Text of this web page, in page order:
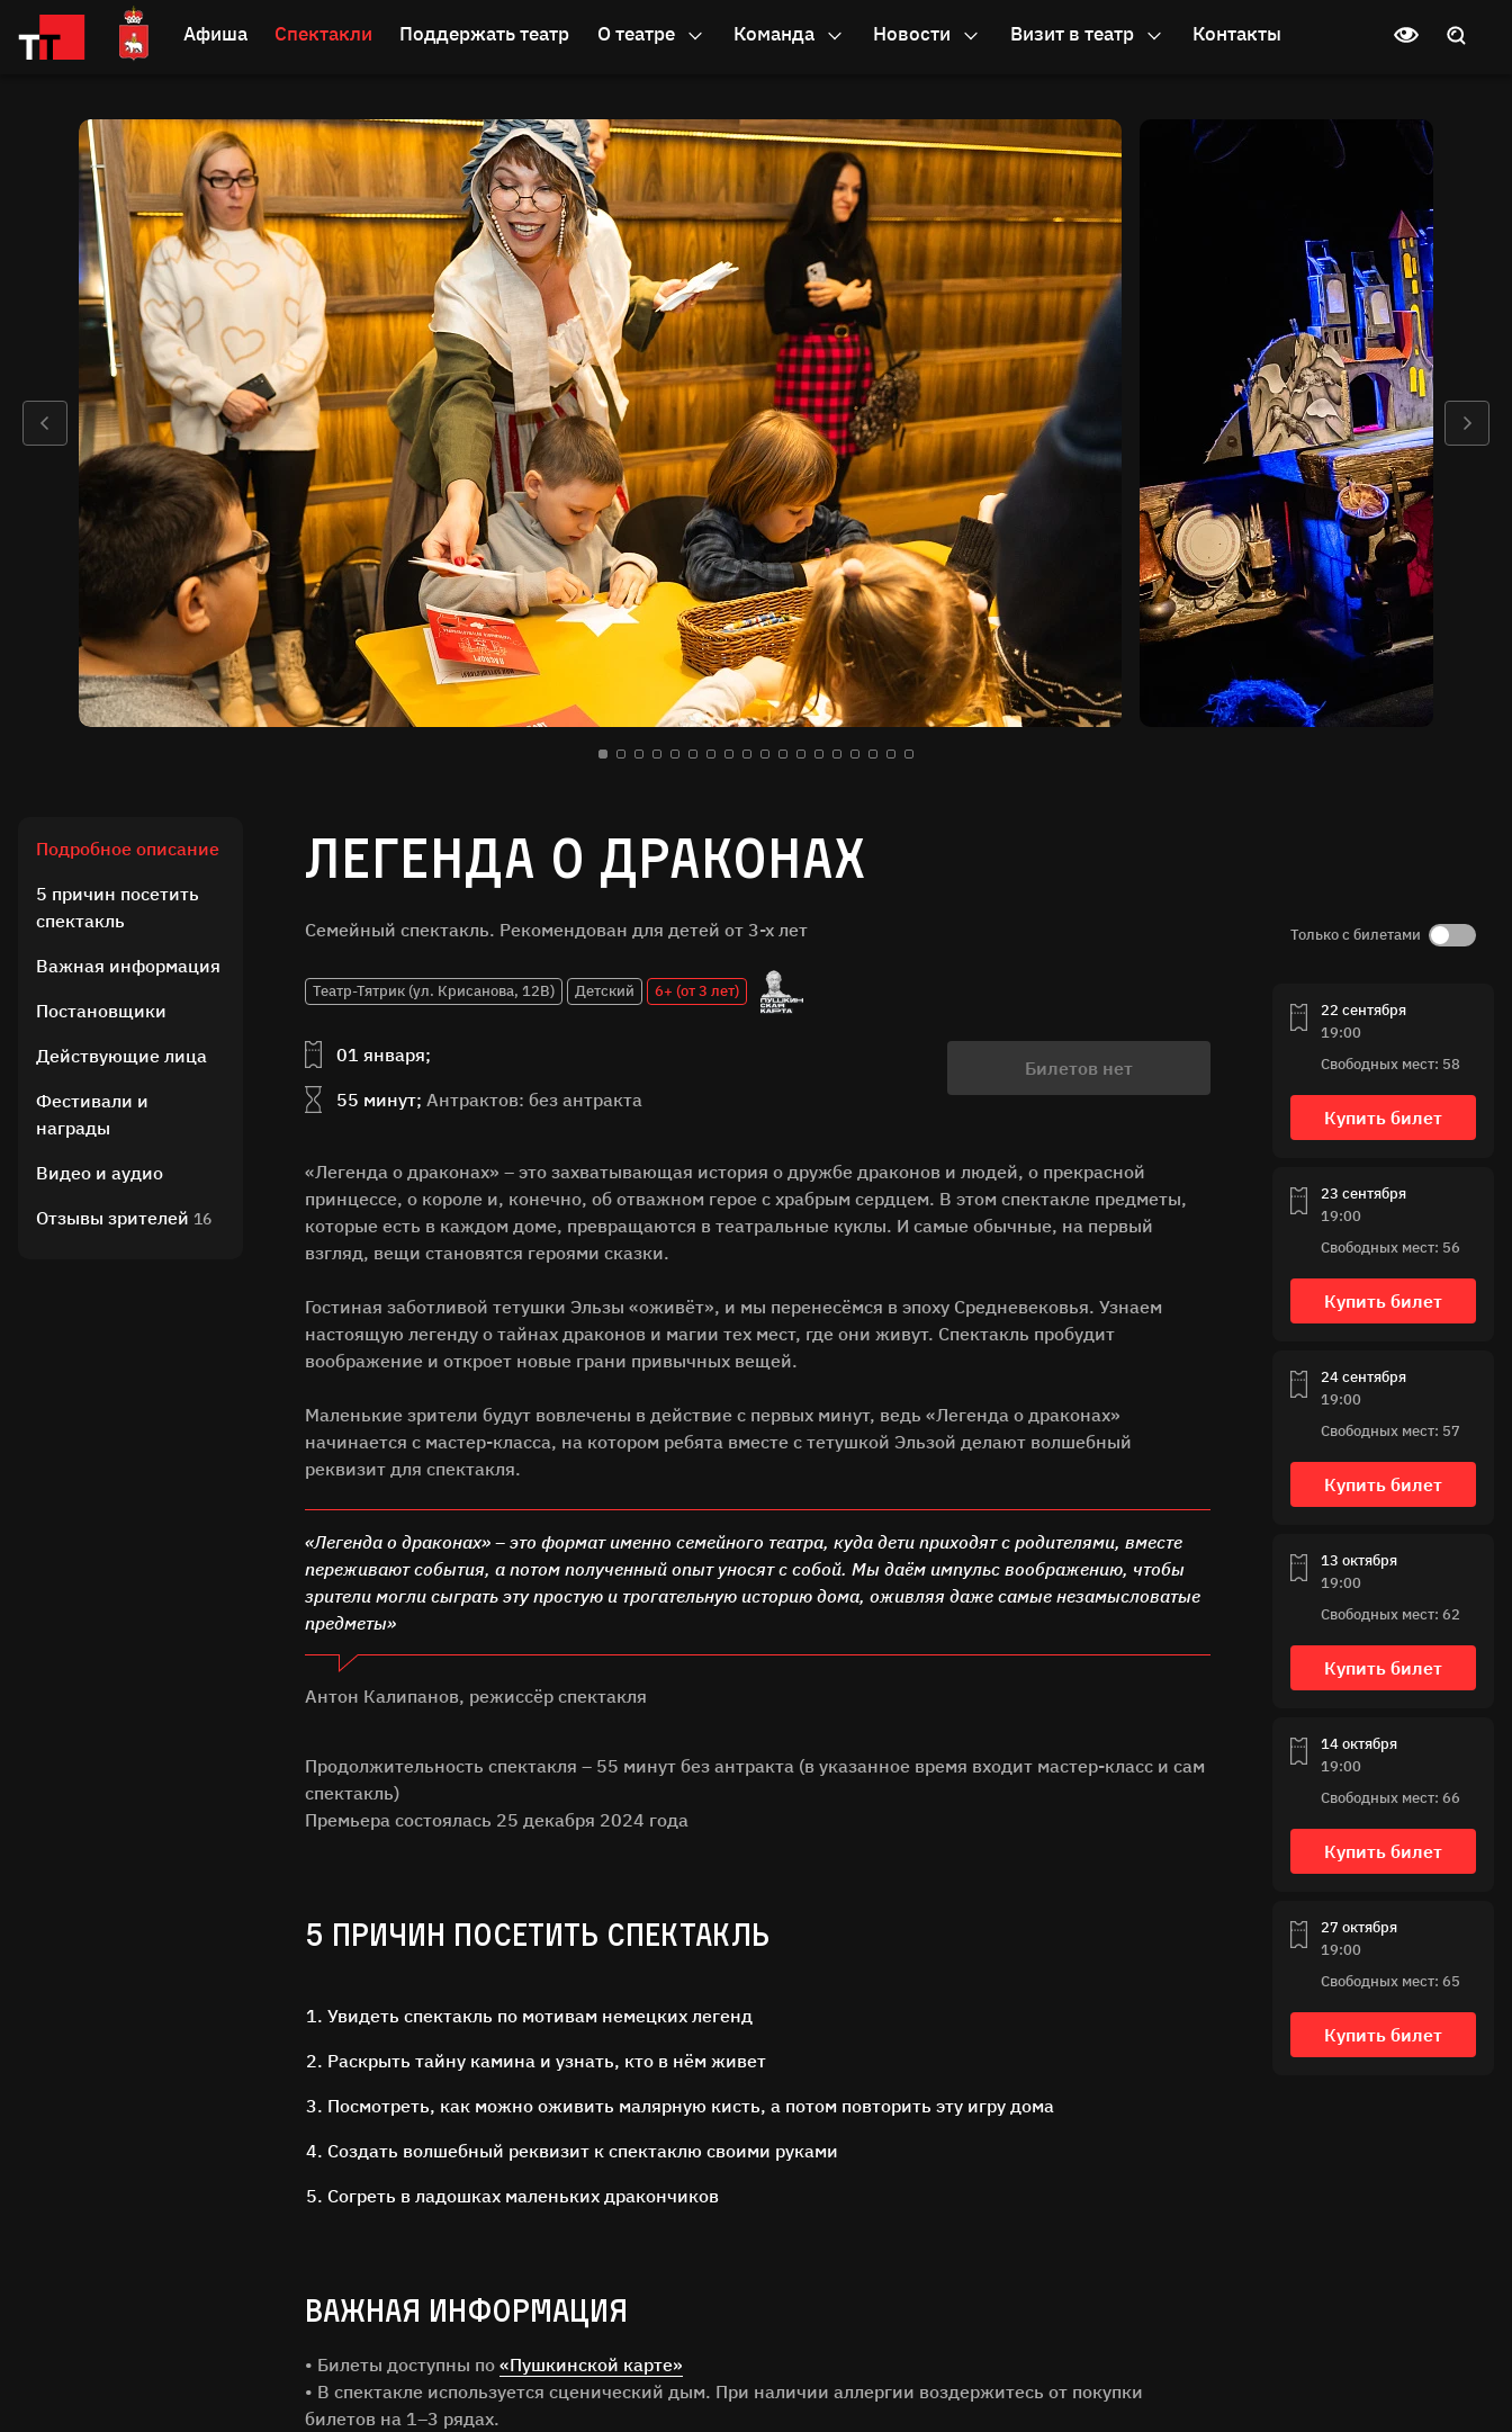
Афиша Спектакли Поддержать театр О театре Команда Новости Визит в театр Контакты
Подробное описание
5 причин посетить
спектакль
Важная информация
Постановщики
Действующие лица
Фестивали и
награды
Видео и аудио
Отзывы зрителей 16
Легенда о драконах
Семейный спектакль. Рекомендован для детей от 3-х лет
Театр-Тятрик (ул. Крисанова, 12В) Детский 6+ (от 3 лет)
01 января;
55 минут; Антрактов: без антракта
Билетов нет
«Легенда о драконах» – это захватывающая история о дружбе драконов и людей, о прекрасной
принцессе, о короле и, конечно, об отважном герое с храбрым сердцем. В этом спектакле предметы,
которые есть в каждом доме, превращаются в театральные куклы. И самые обычные, на первый
взгляд, вещи становятся героями сказки.
Гостиная заботливой тетушки Эльзы «оживёт», и мы перенесёмся в эпоху Средневековья. Узнаем
настоящую легенду о тайнах драконов и магии тех мест, где они живут. Спектакль пробудит
воображение и откроет новые грани привычных вещей.
Маленькие зрители будут вовлечены в действие с первых минут, ведь «Легенда о драконах»
начинается с мастер-класса, на котором ребята вместе с тетушкой Эльзой делают волшебный
реквизит для спектакля.
«Легенда о драконах» – это формат именно семейного театра, куда дети приходят с родителями, вместе
переживают события, а потом полученный опыт уносят с собой. Мы даём импульс воображению, чтобы
зрители могли сыграть эту простую и трогательную историю дома, оживляя даже самые незамысловатые
предметы»
Антон Калипанов, режиссёр спектакля
Продолжительность спектакля – 55 минут без антракта (в указанное время входит мастер-класс и сам
спектакль)
Премьера состоялась 25 декабря 2024 года
5 ПРИЧИН ПОСЕТИТЬ СПЕКТАКЛЬ
Увидеть спектакль по мотивам немецких легенд
Раскрыть тайну камина и узнать, кто в нём живет
Посмотреть, как можно оживить малярную кисть, а потом повторить эту игру дома
Создать волшебный реквизит к спектаклю своими руками
Согреть в ладошках маленьких дракончиков
ВАЖНАЯ ИНФОРМАЦИЯ
• Билеты доступны по «Пушкинской карте»
• В спектакле используется сценический дым. При наличии аллергии воздержитесь от покупки
билетов на 1–3 рядах.
Город
Только с билетами
22 сентября
19:00
Свободных мест: 58
Купить билет
23 сентября
19:00
Свободных мест: 56
Купить билет
24 сентября
19:00
Свободных мест: 57
Купить билет
13 октября
19:00
Свободных мест: 62
Купить билет
14 октября
19:00
Свободных мест: 66
Купить билет
27 октября
19:00
Свободных мест: 65
Купить билет